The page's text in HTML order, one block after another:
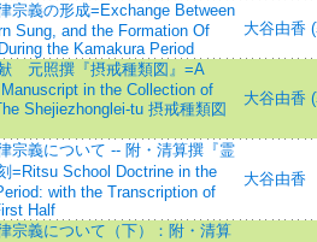
宗義の形成=Exchange Between
Sung, and the Formation Of
the Kamakura Period
大谷由香
元照撰『摂戒種類図』=A
in the Collection of
Shejiezhonglei-tu 摂戒種類図
大谷由香
宗義について -- 附・清算撰『霊
=Ritsu School Doctrine in the
with the Transcription of
Half
大谷由香
宗義について（下）：附・清算